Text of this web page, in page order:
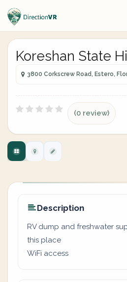
Koreshan State
3800 Corkscrew Road, Estero,
(0 review)
Description
RV dump and freshwater
this place
WiFi access